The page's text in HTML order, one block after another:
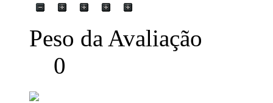
Peso da Avaliação
0